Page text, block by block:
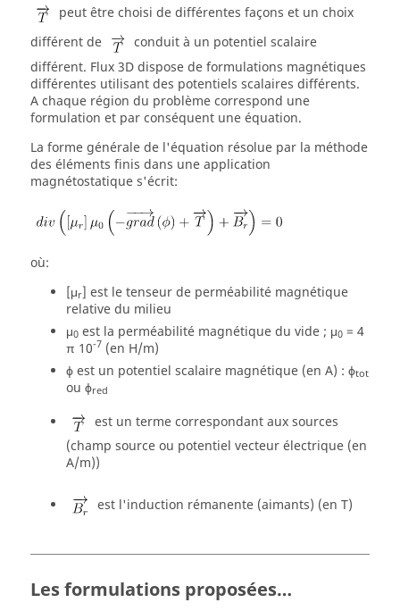
peut être choisi de différentes façons et un choix
différent de
conduit à un potentiel scalaire
différent. Flux 3D dispose de formulations magnétiques
différentes utilisant des potentiels scalaires différents.
A chaque région du problème correspond une
formulation et par conséquent une équation.
La forme générale de l'équation résolue par la méthode
des éléments finis dans une application
magnétostatique s'écrit:
où:
[μr] est le tenseur de perméabilité magnétique
relative du milieu
μ0 est la perméabilité magnétique du vide ; μ0 = 4
π 10-7 (en H/m)
ϕ est un potentiel scalaire magnétique (en A) : ϕtot
ou ϕred
est un terme correspondant aux sources
(champ source ou potentiel vecteur électrique (en
A/m))
est l'induction rémanente (aimants) (en T)
Les formulations proposées…